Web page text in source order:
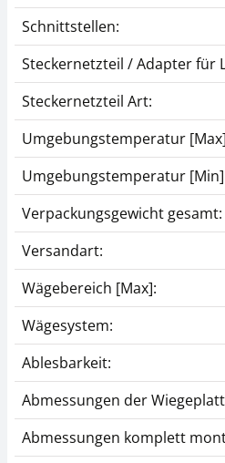
Schnittstellen:
Steckernetzteil / Adapter für
Steckernetzteil Art:
Umgebungstemperatur [Max]
Umgebungstemperatur [Min]
Verpackungsgewicht gesamt:
Versandart:
Wägebereich [Max]:
Wägesystem:
Ablesbarkeit:
Abmessungen der
Abmessungen komplett